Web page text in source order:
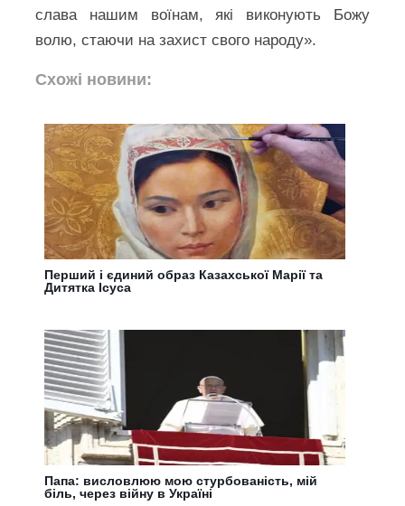
слава нашим воїнам, які виконують Божу
волю, стаючи на захист свого народу».
Схожі новини:
Перший і єдиний образ Казахської Марії та
Дитятка Ісуса
Папа: висловлюю мою стурбованість, мій
біль, через війну в Україні